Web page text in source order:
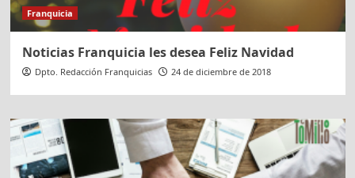
Franquicia
Noticias Franquicia les desea Feliz Navidad
Dpto. Redacción Franquicias 24 de diciembre de 2018